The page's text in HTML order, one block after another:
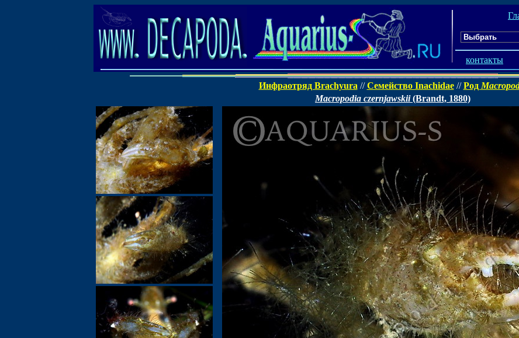
контакты
Инфраотряд Brachyura //Семейство Inachidae//Род
Macropodia czernjawskii(Brandt, 1880)